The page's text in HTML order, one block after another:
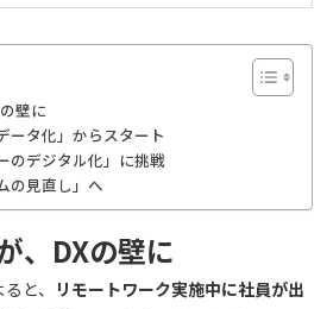
壁に
ータ化」からスタート
のデジタル化」に挑戦
の見直し」へ
、DXの壁に
と、 リモートワーク実施中に社員が出